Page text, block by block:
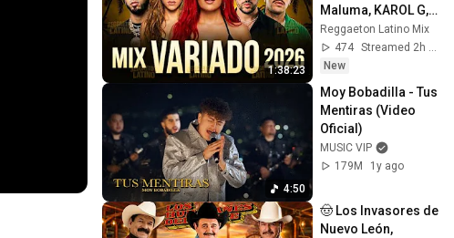
1:38:23
Maluma, KAROL G,
Shakira, Luis Fonsi,
Enrique Iglesias,
Bad Bunny,..
Reggaeton Latino Mix
474
Streamed 2h ago
New
4:50
Moy Bobadilla - Tus
Mentiras (Video
Oficial)
MUSIC VIP
179M
1y ago
🤠 Los Invasores de
Nuevo León,